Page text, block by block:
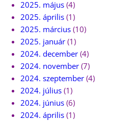
2025. május (4)
2025. április (1)
2025. március (10)
2025. január (1)
2024. december (4)
2024. november (7)
2024. szeptember (4)
2024. július (1)
2024. június (6)
2024. április (1)